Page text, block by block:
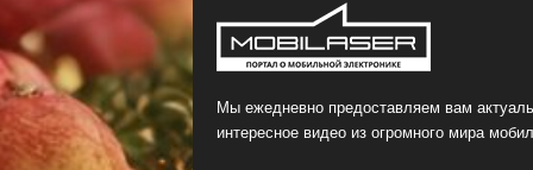
Мы ежедневно предоставляем вам
интересное видео из огромного мира